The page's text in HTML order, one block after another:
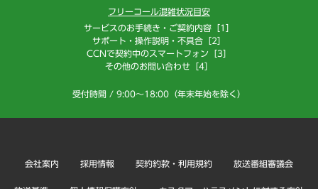
フリーコール混雑状況目安
サービスのお手続き・ご契約内容［1］
サポート・操作説明・不具合［2］
CCNで契約中のスマートフォン［3］
その他のお問い合わせ［4］
受付時間 / 9:00～18:00（年末年始を除く）
会社案内 採用情報 契約約款・利用規約 放送番組審議会